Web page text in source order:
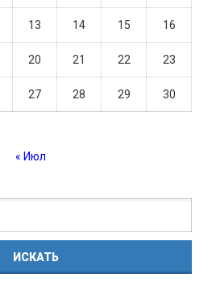
13 14 15 16
20 21 22 23
27 28 29 30
« Июл